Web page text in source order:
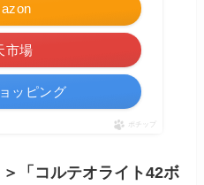
市場
ッピング
ポチップ
「コルテオライト42ボ